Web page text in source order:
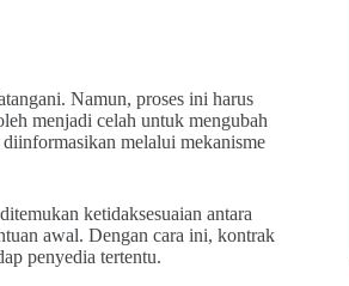
Namun, proses ini harus
menjadi celah untuk mengubah
diinformasikan melalui mekanisme
ketidaksesuaian antara
awal. Dengan cara ini, kontrak
penyedia tertentu.